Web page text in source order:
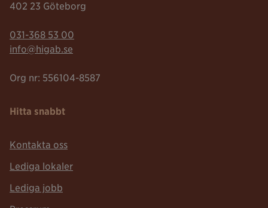
402 23 Göteborg
Telefonnummer:
031-368 53 00
Mailadress:
info@higab.se
Org nr: 556104-8587
Hitta snabbt
Kontakta oss
Lediga lokaler
Lediga jobb